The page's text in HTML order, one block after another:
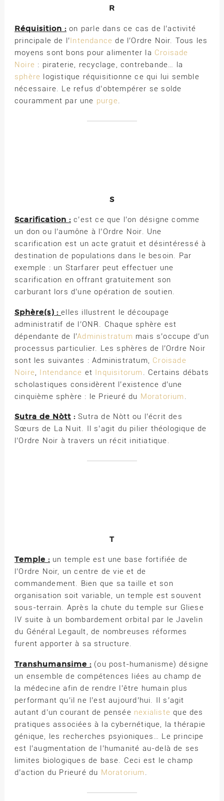
R
Réquisition :on parle dans ce cas de l’activité
principale de l’Intendance de l’Ordre Noir. Tous les
moyens sont bons pour alimenter la Croisade
Noire : piraterie, recyclage, contrebande… la
sphère logistique réquisitionne ce qui lui semble
nécessaire. Le refus d’obtempérer se solde
couramment par une purge.
S
Scarification :c’est ce que l’on désigne comme
un don ou l’aumône à l’Ordre Noir. Une
scarification est un acte gratuit et désintéressé à
destination de populations dans le besoin. Par
exemple : un Starfarer peut effectuer une
scarification en offrant gratuitement son
carburant lors d’une opération de soutien.
Sphère(s) : elles illustrent le découpage
administratif de l’ONR. Chaque sphère est
dépendante de l’Administratum mais s’occupe d’un
processus particulier. Les sphères de l’Ordre Noir
sont les suivantes : Administratum, Croisade
Noire
Intendance et Inquisitorum . Certains débats
scholastiques considèrent l’existence d’une
cinquième sphère : le Prieuré du Moratorium
Sutra de Nòtt:Sutra de Nòtt ou l’écrit des
Sœurs de La Nuit. Il s’agit du pilier théologique de
l’Ordre Noir à travers un récit initiatique.
T
Temple :un temple est une base fortifiée de
l’Ordre Noir, un centre de vie et de
commandement. Bien que sa taille et son
organisation soit variable, un temple est souvent
sous-terrain. Après la chute du temple sur Gliese
IV suite à un bombardement orbital par le Javelin
du Général Legault, de nombreuses réformes
furent apporter à sa structure.
Transhumansime :(ou post-humanisme) désigne
un ensemble de compétences liées au champ de
la médecine afin de rendre l’être humain plus
performant qu’il ne l’est aujourd’hui. Il s’agit
autant d’un courant de pensée nexialiste que des
pratiques associées à la cybernétique, la thérapie
génique, les recherches psyioniques… Le principe
est l’augmentation de l’humanité au-delà de ses
limites biologiques de base. Ceci est le champ
d’action du Prieuré du Moratorium.